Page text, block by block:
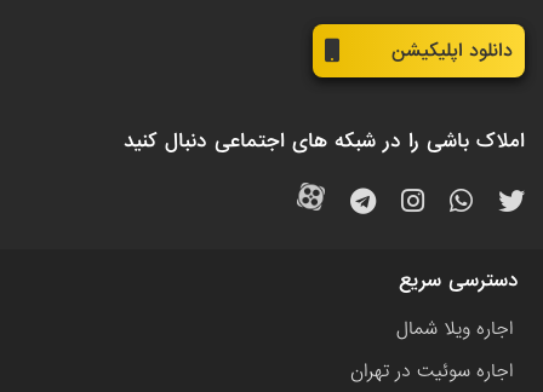
دانلود اپلیکیشن
املاک باشی را در شبکه های اجتماعی دنبال کنید
دسترسی سریع
اجاره ویلا شمال
اجاره سوئیت در تهران